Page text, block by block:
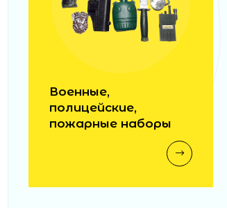
Военные,
полицейские,
пожарные наборы